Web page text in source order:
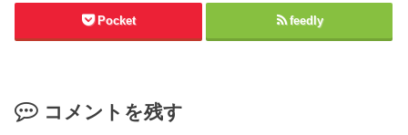
Pocket feedly
コメントを残す